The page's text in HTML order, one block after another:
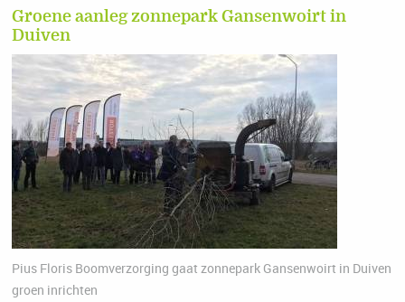
Groene aanleg zonnepark Gansenwoirt in
Duiven
Pius Floris Boomverzorging gaat zonnepark Gansenwoirt in Duiven
groen inrichten